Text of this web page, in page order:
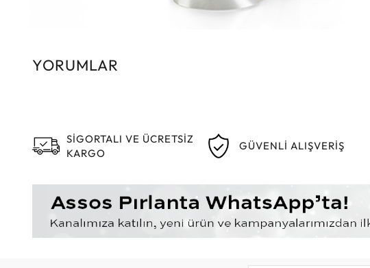
YORUMLAR
SİGORTALI VE ÜCRETSİZ
KARGO
GÜVENLİ ALIŞVERİŞ